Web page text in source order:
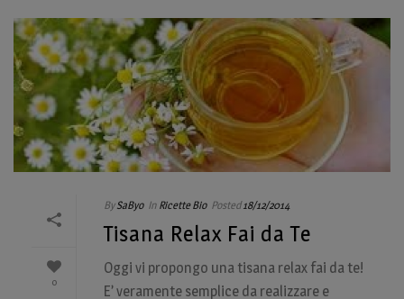
0
By SaByo In Ricette Bio Posted 18/12/2014
Tisana Relax Fai da Te
Oggi vi propongo una tisana relax fai da te!
E’ veramente semplice da realizzare e